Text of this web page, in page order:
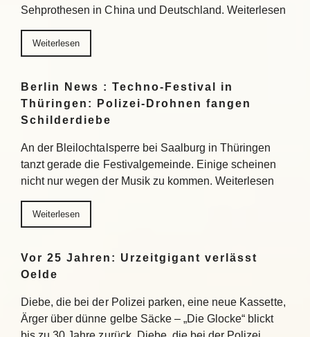
Sehprothesen in China und Deutschland. Weiterlesen
Weiterlesen
Berlin News : Techno-Festival in
Thüringen: Polizei-Drohnen fangen
Schilderdiebe
An der Bleilochtalsperre bei Saalburg in Thüringen
tanzt gerade die Festivalgemeinde. Einige scheinen
nicht nur wegen der Musik zu kommen. Weiterlesen
Weiterlesen
Vor 25 Jahren: Urzeitgigant verlässt
Oelde
Diebe, die bei der Polizei parken, eine neue Kassette,
Ärger über dünne gelbe Säcke – „Die Glocke“ blickt